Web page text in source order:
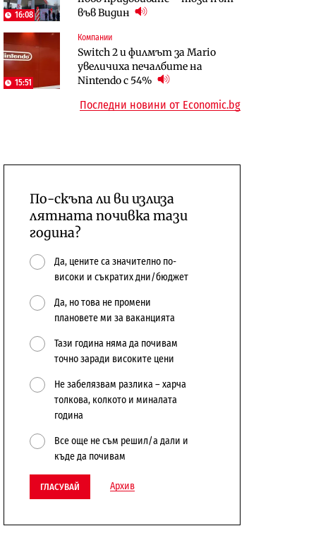
16:08
във Видин
15:51
Компании
Switch 2 и филмът за Mario
увеличиха печалбите на
Nintendo с 54%
откажат напълно от Google
Публични финанси
Общините вече зависят от
централната власт за 75% от
Отрасли
Жилищата в България
поскъпват при намаляващо
население и все повече сгради
Последни новини от Economic.bg
По-скъпа ли ви излиза
лятната почивка тази
година?
Да, цените са значително по-
високи и съкратих дни/бюджет
Да, но това не промени
плановете ми за ваканцията
Тази година няма да почивам
точно заради високите цени
Не забелязвам разлика – харча
толкова, колкото и миналата
година
Все още не съм решил/а дали и
къде да почивам
ГЛАСУВАЙ Архив